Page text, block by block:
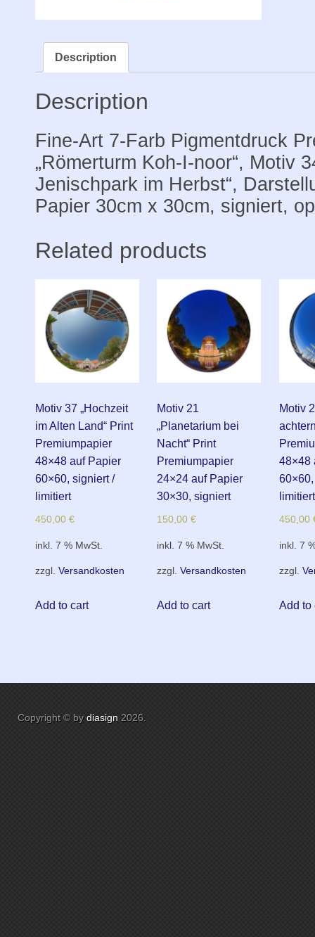
24x24
Description
Description
Fine-Art 7-Farb Pigmentdruck
„Römerturm Koh-I-noor“, Motiv
Jenischpark im Herbst“,
Papier 30cm x 30cm, signiert,
Related products
Motiv 37 „Hochzeit
im Alten Land“ Print
Premiumpapier
48×48 auf Papier
60×60, signiert /
limitiert
450,00 €
inkl. 7 % MwSt.
zzgl. Versandkosten
Add to cart
Motiv 21
„Planetarium bei
Nacht“ Print
Premiumpapier
24×24 auf Papier
30×30, signiert
150,00€
inkl. 7 % MwSt.
zzgl.Versandkosten
Add to cart
Motiv
48×48
limitiert
450,00
inkl. 7
zzgl.
Add to
Copyright © bydiasign 2026.